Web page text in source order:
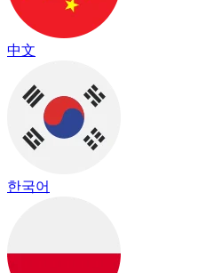
中文
한국어